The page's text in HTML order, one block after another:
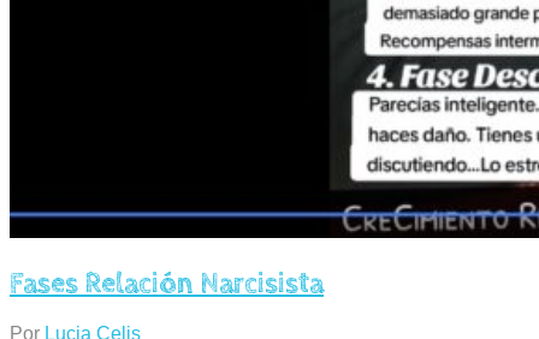
Fases Relación Narcisista
Por Lucia Celis